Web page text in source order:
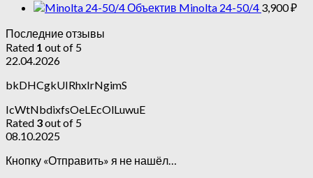
Объектив Minolta 24-50/4 3,900₽
Последние отзывы
Rated 1 out of 5
22.04.2026
bkDHCgkUIRhxIrNgimS
IcWtNbdixfsOeLEcOlLuwuE
Rated 3out of 5
08.10.2025
Кнопку «Отправить» я не нашёл…